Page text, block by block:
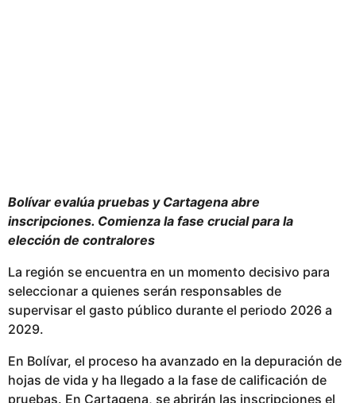
d
o
Bolívar evalúa pruebas y Cartagena abre
inscripciones. Comienza la fase crucial para la
elección de contralores
La región se encuentra en un momento decisivo para
seleccionar a quienes serán responsables de
supervisar el gasto público durante el periodo 2026 a
2029.
En Bolívar, el proceso ha avanzado en la depuración de
hojas de vida y ha llegado a la fase de calificación de
pruebas. En Cartagena, se abrirán las inscripciones el